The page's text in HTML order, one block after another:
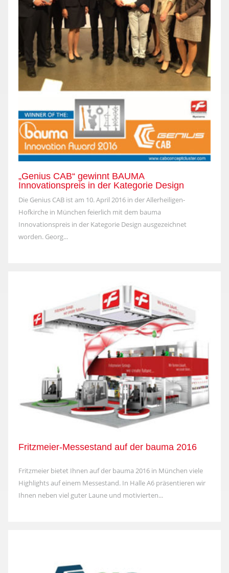
„Genius CAB“ gewinnt BAUMA
Innovationspreis in der Kategorie Design
Die Genius CAB ist am 10. April 2016 in der Allerheiligen-
Hofkirche in München feierlich mit dem bauma
Innovationspreis in der Kategorie Design ausgezeichnet
worden. Georg...
Fritzmeier-Messestand auf der bauma 2016
Fritzmeier bietet Ihnen auf der bauma 2016 in München viele
Highlights auf einem Messestand. In Halle A6 präsentieren wir
Ihnen neben viel guter Laune und motivierten...